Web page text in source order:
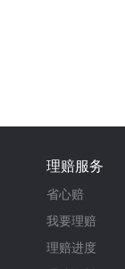
理赔服务
省心赔
我要理赔
理赔进度